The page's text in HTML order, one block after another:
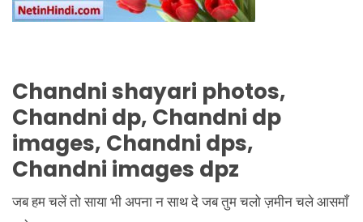
Chandni shayari photos,
Chandni dp, Chandni dp
images, Chandni dps,
Chandni images dpz
जब हम चलें तो साया भी अपना न साथ दे जब तुम चलो ज़मीन चले आसमाँ